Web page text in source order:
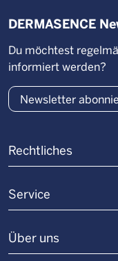
Rechtliches
Service
Über uns
DERMASENCE
Du möchtest
informiert werden?
Newsletter